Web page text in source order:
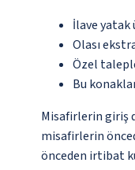
İlave
Olası
Özel
Bu
Misafirlerin giriş
misafirlerin
önceden irtibat